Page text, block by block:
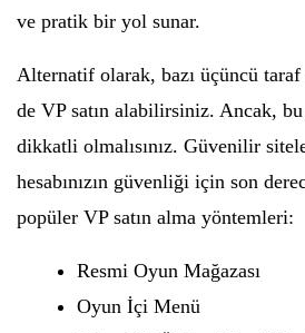
ve pratik bir yol sunar.
Alternatif olarak, bazı üçüncü
de VP satın alabilirsiniz. Ancak,
dikkatli olmalısınız. Güvenilir
hesabınızın güvenliği için son
popüler VP satın alma yöntemleri:
Resmi Oyun Mağazası
Oyun İçi Menü